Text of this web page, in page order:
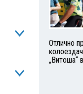
Отлично
„Витоша“